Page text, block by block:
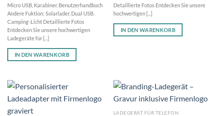
Micro USB, Karabiner, Benutzerhandbuch
Andere Fuktion: Solarlader, Dual USB,
Camping-Licht Detaillierte Fotos
Entdecken Sie unsere hochwertigen
Ladegeräte für [...]
IN DEN WARENKORB
Detaillierte Fotos Entdecken Sie unsere
hochwertigen [...]
IN DEN WARENKORB
LADEGERÄT FÜR TELEFON